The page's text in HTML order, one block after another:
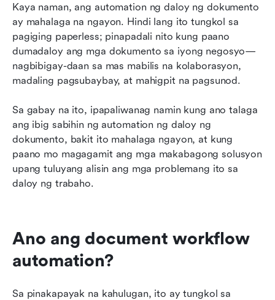
Kaya naman, ang automation ng daloy ng dokumento
ay mahalaga na ngayon. Hindi lang ito tungkol sa
pagiging paperless; pinapadali nito kung paano
dumadaloy ang mga dokumento sa iyong negosyo—
nagbibigay-daan sa mas mabilis na kolaborasyon,
madaling pagsubaybay, at mahigpit na pagsunod.
Sa gabay na ito, ipapaliwanag namin kung ano talaga
ang ibig sabihin ng automation ng daloy ng
dokumento, bakit ito mahalaga ngayon, at kung
paano mo magagamit ang mga makabagong solusyon
upang tuluyang alisin ang mga problemang ito sa
daloy ng trabaho.
Ano ang document workflow
automation?
Sa pinakapayak na kahulugan, ito ay tungkol sa
May Kaugnayan na Pagbasa